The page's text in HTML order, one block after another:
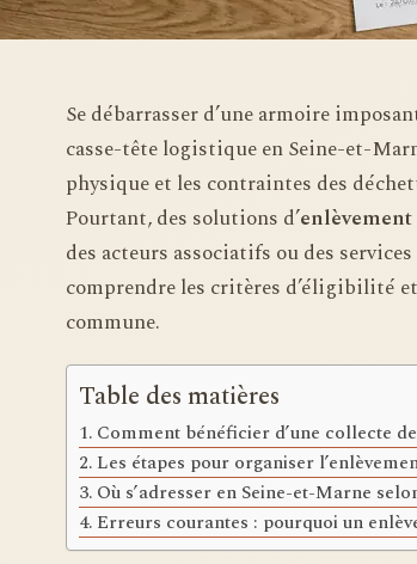
Se débarrasser d’une armoire
casse-tête logistique en Seine-et-
physique et les contraintes des
Pourtant, des solutions d’
des acteurs associatifs ou des
comprendre les critères d’éligibilité
commune.
Table des matières
Comment bénéficier d’une collecte
Les étapes pour organiser
Où s’adresser en Seine-et-Marne
Erreurs courantes : pourquoi un